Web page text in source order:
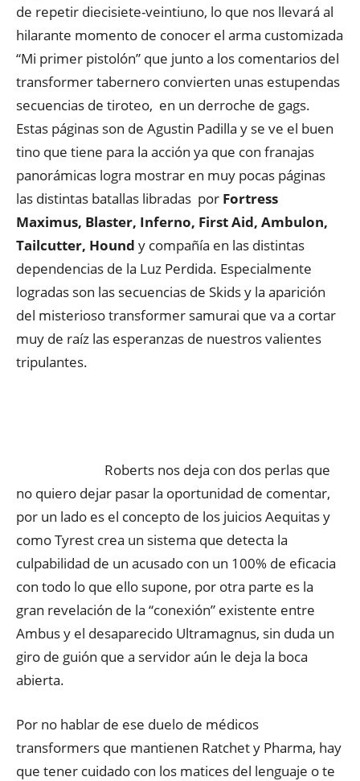
de repetir diecisiete-veintiuno, lo que nos llevará al
hilarante momento de conocer el arma customizada
“Mi primer pistolón” que junto a los comentarios del
transformer tabernero convierten unas estupendas
secuencias de tiroteo, en un derroche de gags.
Estas páginas son de Agustin Padilla y se ve el buen
tino que tiene para la acción ya que con franajas
panorámicas logra mostrar en muy pocas páginas
las distintas batallas libradas por Fortress
Maximus, Blaster, Inferno, First Aid, Ambulon,
Tailcutter, Hound y compañía en las distintas
dependencias de la Luz Perdida. Especialmente
logradas son las secuencias de Skids y la aparición
del misterioso transformer samurai que va a cortar
muy de raíz las esperanzas de nuestros valientes
tripulantes.
Roberts nos deja con dos perlas que
no quiero dejar pasar la oportunidad de comentar,
por un lado es el concepto de los juicios Aequitas y
como Tyrest crea un sistema que detecta la
culpabilidad de un acusado con un 100% de eficacia
con todo lo que ello supone, por otra parte es la
gran revelación de la “conexión” existente entre
Ambus y el desaparecido Ultramagnus, sin duda un
giro de guión que a servidor aún le deja la boca
abierta.
Por no hablar de ese duelo de médicos
transformers que mantienen Ratchet y Pharma, hay
que tener cuidado con los matices del lenguaje o te